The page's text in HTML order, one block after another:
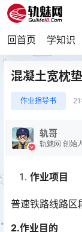
回首页 学知识
混凝土宽枕
作业指导书
轨哥
轨魅网 创始
作业项目
普速铁路线路区
2.作业目的